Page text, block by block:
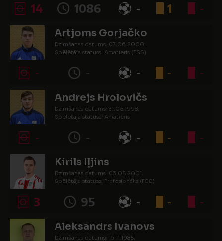
14 1086 - 1 -
Artjoms Gorjačko
Dzimšanas datums: 07.06.2000.
Spēlētāja statuss: Amatieris (FSS)
- - - - -
Andrejs Hrolovičs
Dzimšanas datums: 31.05.1998.
Spēlētāja statuss: Amatieris
- - - - -
Kirils Iļjins
Dzimšanas datums: 03.05.2001.
Spēlētāja statuss: Profesionālis (FSS)
3 95 - - -
Aleksandrs Ivanovs
Dzimšanas datums: 16.11.1985.